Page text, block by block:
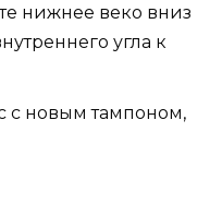
нижнее веко вниз
угла к
с новым тампоном,